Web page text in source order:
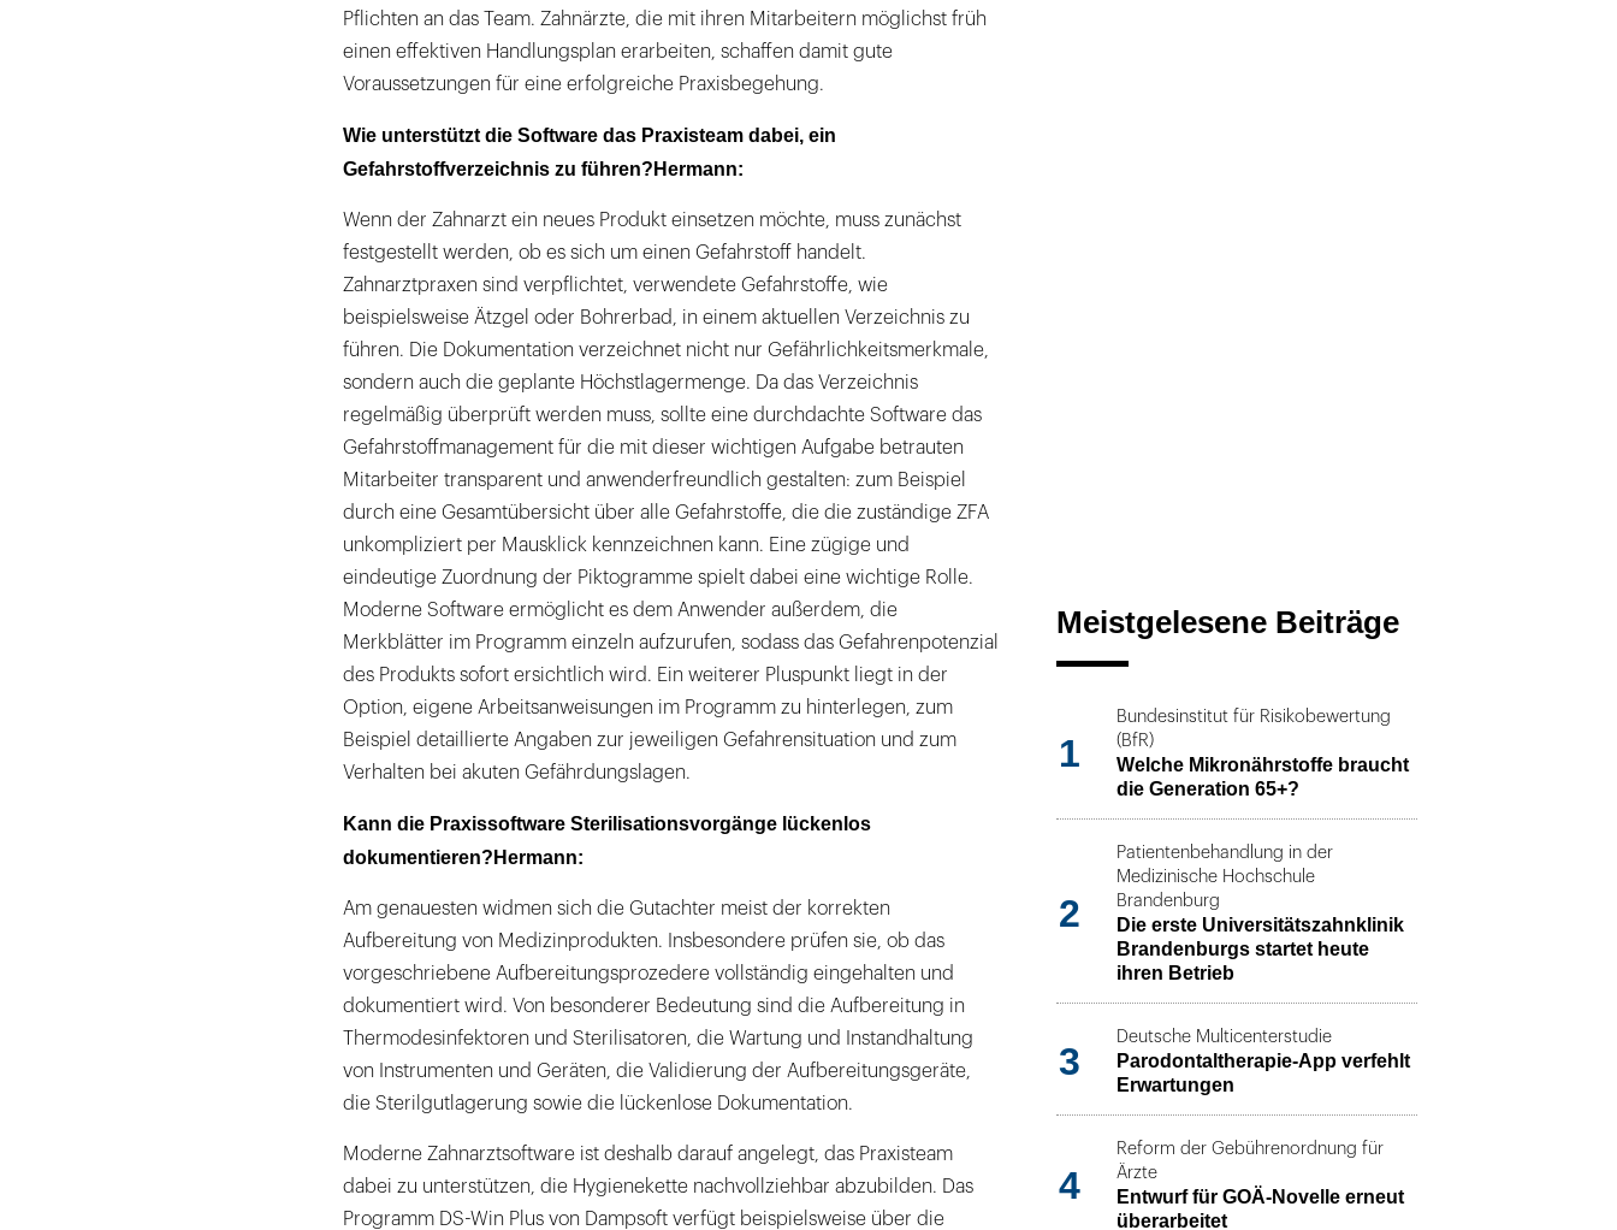
Pflichten an das Team. Zahnärzte, die mit ihren Mitarbeitern möglichst früh
einen effektiven Handlungsplan erarbeiten, schaffen damit gute
Voraussetzungen für eine erfolgreiche Praxisbegehung.
Wie unterstützt die Software das Praxisteam dabei, ein
Gefahrstoffverzeichnis zu führen?Hermann:
Wenn der Zahnarzt ein neues Produkt einsetzen möchte, muss zunächst
festgestellt werden, ob es sich um einen Gefahrstoff handelt.
Zahnarztpraxen sind verpflichtet, verwendete Gefahrstoffe, wie
beispielsweise Ätzgel oder Bohrerbad, in einem aktuellen Verzeichnis zu
führen. Die Dokumentation verzeichnet nicht nur Gefährlichkeitsmerkmale,
sondern auch die geplante Höchstlagermenge. Da das Verzeichnis
regelmäßig überprüft werden muss, sollte eine durchdachte Software das
Gefahrstoffmanagement für die mit dieser wichtigen Aufgabe betrauten
Mitarbeiter transparent und anwenderfreundlich gestalten: zum Beispiel
durch eine Gesamtübersicht über alle Gefahrstoffe, die die zuständige ZFA
unkompliziert per Mausklick kennzeichnen kann. Eine zügige und
eindeutige Zuordnung der Piktogramme spielt dabei eine wichtige Rolle.
Moderne Software ermöglicht es dem Anwender außerdem, die
Merkblätter im Programm einzeln aufzurufen, sodass das Gefahrenpotenzial
des Produkts sofort ersichtlich wird. Ein weiterer Pluspunkt liegt in der
Option, eigene Arbeitsanweisungen im Programm zu hinterlegen, zum
Beispiel detaillierte Angaben zur jeweiligen Gefahrensituation und zum
Verhalten bei akuten Gefährdungslagen.
Kann die Praxissoftware Sterilisationsvorgänge lückenlos
dokumentieren?Hermann:
Am genauesten widmen sich die Gutachter meist der korrekten
Aufbereitung von Medizinprodukten. Insbesondere prüfen sie, ob das
vorgeschriebene Aufbereitungsprozedere vollständig eingehalten und
dokumentiert wird. Von besonderer Bedeutung sind die Aufbereitung in
Thermodesinfektoren und Sterilisatoren, die Wartung und Instandhaltung
von Instrumenten und Geräten, die Validierung der Aufbereitungsgeräte,
die Sterilgutlagerung sowie die lückenlose Dokumentation.
Moderne Zahnarztsoftware ist deshalb darauf angelegt, das Praxisteam
dabei zu unterstützen, die Hygienekette nachvollziehbar abzubilden. Das
Programm DS-Win Plus von Dampsoft verfügt beispielsweise über die
Meistgelesene Beiträge
1
Bundesinstitut für Risikobewertung
(BfR)
Welche Mikronährstoffe braucht
die Generation 65+?
2
Patientenbehandlung in der
Medizinische Hochschule
Brandenburg
Die erste Universitätszahnklinik
Brandenburgs startet heute
ihren Betrieb
3
Deutsche Multicenterstudie
Parodontaltherapie-App verfehlt
Erwartungen
4
Reform der Gebührenordnung für
Ärzte
Entwurf für GOÄ-Novelle erneut
überarbeitet